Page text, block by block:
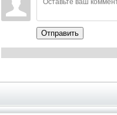
Отправить